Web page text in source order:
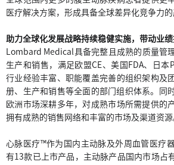
医疗解决方案，形成具备全球差异化竞争力的
助力全球化发展战略持续稳健实施，带动业
Lombard Medical具备完整且成熟的质量管
生产和销售，满足欧盟CE、美国FDA、日本
行业经验丰富、职能覆盖完善的组织架构及
册、生产和销售等全面的部门组织体系。同
欧洲市场深耕多年，对成熟市场所需提供的
拥有成熟的销售网络和丰富的市场及渠道资源
心脉医疗™作为国内主动脉及外周血管医疗
有13款已上市产品，主动脉产品国内市场占